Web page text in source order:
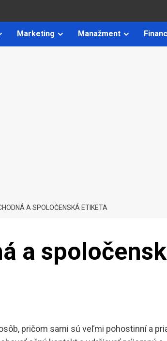
Marketing Manažment
A SPOLOČENSKÁ ETIKETA
a
pričom sami sú veľmi pohostinní a